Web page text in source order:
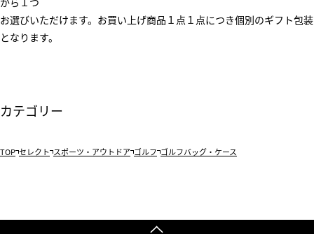
お選びいただけます。お買い上げ商品１点１点につき個別のギフト包装
となります。
カテゴリー
TOP セレクト スポーツ・アウトドア ゴルフ ゴルフバッグ・ケース